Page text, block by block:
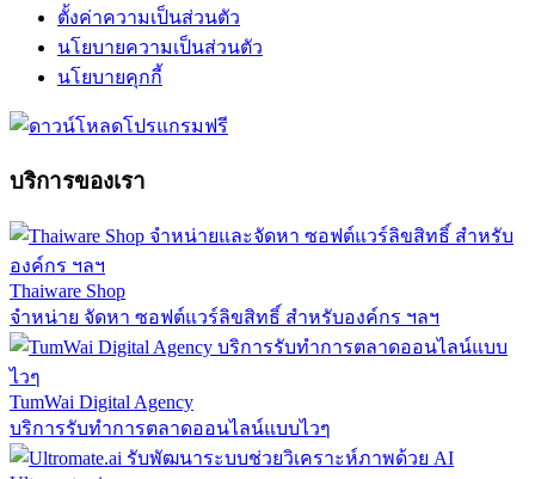
ตั้งค่าความเป็นส่วนตัว
นโยบายความเป็นส่วนตัว
นโยบายคุกกี้
บริการของเรา
Thaiware Shop
จำหน่าย จัดหา ซอฟต์แวร์ลิขสิทธิ์ สำหรับองค์กร ฯลฯ
TumWai Digital Agency
บริการรับทำการตลาดออนไลน์แบบไวๆ